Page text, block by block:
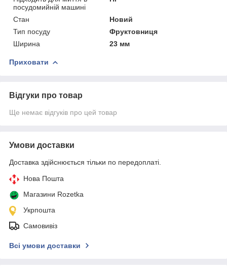
посудомийній машині
Стан
Новий
Тип посуду
Фруктовниця
Ширина
23 мм
Приховати
Відгуки про товар
Ще немає відгуків про цей товар
Умови доставки
Доставка здійснюється тільки по передоплаті.
Нова Пошта
Магазини Rozetka
Укрпошта
Самовивіз
Всі умови доставки